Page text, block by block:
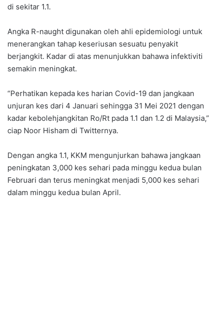
di sekitar 1.1.
Angka R-naught digunakan oleh ahli epidemiologi untuk
menerangkan tahap keseriusan sesuatu penyakit
berjangkit. Kadar di atas menunjukkan bahawa infektiviti
semakin meningkat.
“Perhatikan kepada kes harian Covid-19 dan jangkaan
unjuran kes dari 4 Januari sehingga 31 Mei 2021 dengan
kadar kebolehjangkitan Ro/Rt pada 1.1 dan 1.2 di Malaysia,”
ciap Noor Hisham di Twitternya.
Dengan angka 1.1, KKM mengunjurkan bahawa jangkaan
peningkatan 3,000 kes sehari pada minggu kedua bulan
Februari dan terus meningkat menjadi 5,000 kes sehari
dalam minggu kedua bulan April.